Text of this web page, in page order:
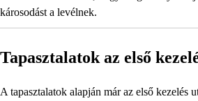
károsodást a levélnek.
Tapasztalatok az első
A tapasztalatok alapján már az első kezelés